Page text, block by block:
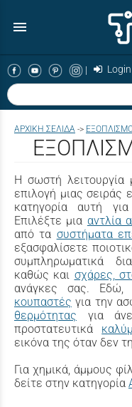
menu
| Login
AΡΧΙΚΉ ΣΕΛΊΔΑ ->
Η σωστή λειτουργία
επιλογή μιας σειράς
κατηγορία αυτή
Επιλέξτε μια αντλία
από τα συστήματα
εξασφαλίσετε
συμπληρωματικά
καθώς και σχάρες,
ανάγκες σας.
κουπαστές για την
θερμότητας για
προστατευτικά
εικόνα της όταν δεν
Για χημικά, άμμους
δείτε στην κατηγορία